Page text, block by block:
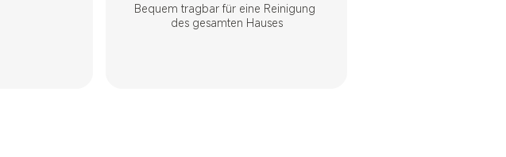
Bequem tragbar für eine Reinigung
des gesamten Hauses